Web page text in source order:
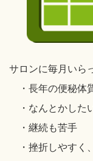
サロンに毎月いら
・長年の便秘体
・なんとかした
・継続も苦手
・挫折しやすく